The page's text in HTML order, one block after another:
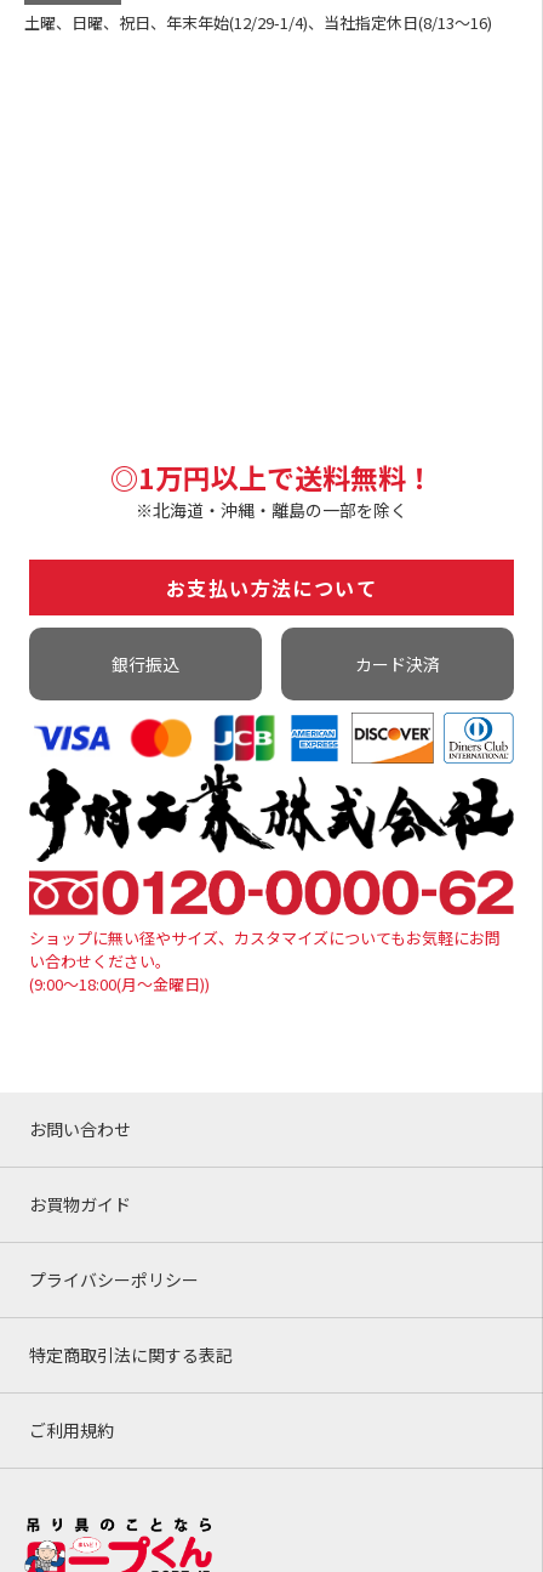
土曜、日曜、祝日、年末年始(12/29-1/4)、当社指定休日(8/13～16)
◎1万円以上で送料無料！
※北海道・沖縄・離島の一部を除く
お支払い方法について
銀行振込 カード決済
ショップに無い径やサイズ、カスタマイズについてもお気軽にお問
い合わせください。
(9:00～18:00(月～金曜日))
お問い合わせ
お買物ガイド
プライバシーポリシー
特定商取引法に関する表記
ご利用規約